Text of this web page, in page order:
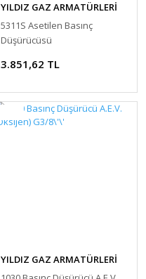
YILDIZ GAZ ARMATÜRLERİ
5311S Asetilen Basınç
Düşürücüsü
3.851,62 TL
YILDIZ GAZ ARMATÜRLERİ